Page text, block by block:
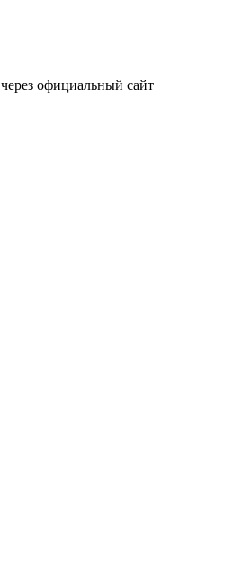
официальный сайт